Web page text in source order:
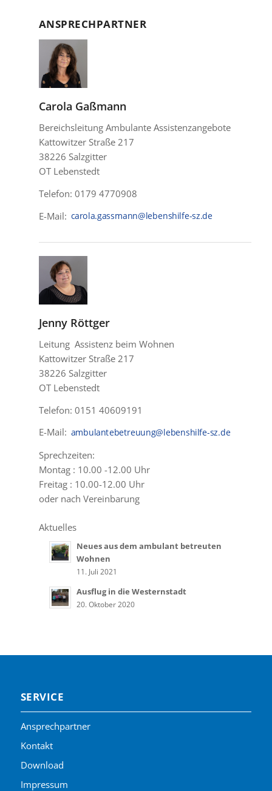
ANSPRECHPARTNER
Carola Gaßmann
Bereichsleitung Ambulante Assistenzangebote
Kattowitzer Straße 217
38226 Salzgitter
OT Lebenstedt
Telefon: 0179 4770908
E-Mail:
Jenny Röttger
Leitung Assistenz beim Wohnen
Kattowitzer Straße 217
38226 Salzgitter
OT Lebenstedt
Telefon: 0151 40609191
E-Mail:
Sprechzeiten:
Montag : 10.00 -12.00 Uhr
Freitag : 10.00-12.00 Uhr
oder nach Vereinbarung
Aktuelles
Neues aus dem ambulant betreuten
Wohnen
11. Juli 2021
Ausflug in die Westernstadt
20. Oktober 2020
SERVICE
Ansprechpartner
Kontakt
Download
Impressum